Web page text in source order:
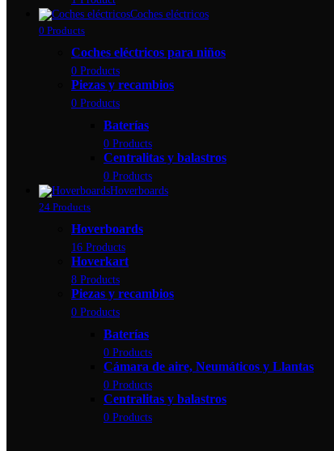
Coches eléctricos
0 Products
Coches eléctricos para niños
0 Products
Piezas y recambios
0 Products
Baterías
0 Products
Centralitas y balastros
0 Products
Hoverboards
24 Products
Hoverboards
16 Products
Hoverkart
8 Products
Piezas y recambios
0 Products
Baterías
0 Products
Cámara de aire, Neumáticos y Llantas
0 Products
Centralitas y balastros
0 Products